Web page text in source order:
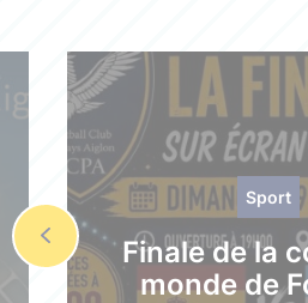
Sport
Finale de la
monde de